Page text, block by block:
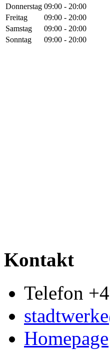
Donnerstag 09:00 - 20:00
Freitag
09:00 - 20:00
Samstag
09:00 - 20:00
Sonntag
09:00 - 20:00
Kontakt
Telefon
Homepage